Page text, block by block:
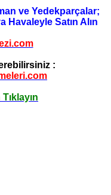
ve Yedekparçalar;
Havaleyle Satın Alın
: